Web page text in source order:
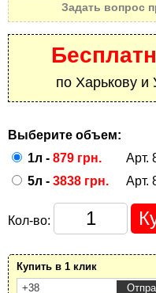
Задать вопрос
по Харькову и
Выберите объем:
1л - 879 грн.
Арт.
5л - 3838 грн. Арт.
Кол-во:
Купить в 1 клик